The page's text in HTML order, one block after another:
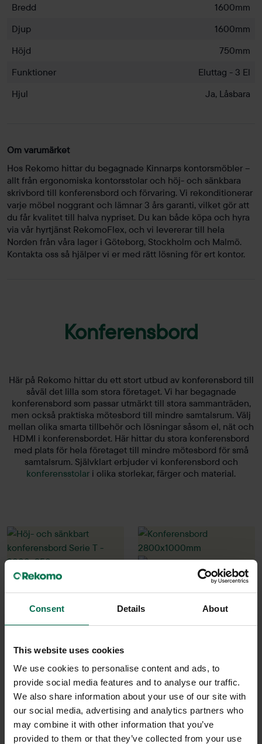
Consent Details About
This website uses cookies
We use cookies to personalise content and ads, to
provide social media features and to analyse our traffic.
We also share information about your use of our site with
our social media, advertising and analytics partners who
may combine it with other information that you’ve
provided to them or that they’ve collected from your use
Bredd
1600mm
Djup
1600mm
Höjd
750mm
Funktioner
Eluttag - 3 El
Hjul
Ja, Låsbara
Om varumärket
Hos Rekomo hittar du begagnade Kinnarps kontorsmöbler –
allt från ergonomiska kontorsstolar och höj- och sänkbara
skrivbord till konferensbord och förvaring. Vi rekonditionerar
varje möbel noggrant och lämnar 3 års garanti, vilket gör att
du får kvalitet till halva nypriset. Du kan både köpa och hyra
via vår hyrtjänst RekomoFlex, och vi levererar till hela
Norden från våra lager i Göteborg, Stockholm och Malmö.
Kontakta oss så hjälper vi er med rätt lösning för ert kontor.
Konferensbord
Här på Rekomo hittar du ett stort utbud av konferensbord till
såväl det lilla som stora företaget. Vi har begagnade
konferensbord som passar utmärkt till stora sammanträden,
men också praktiska mötesbord till mindre samtalsrum. Välj
mellan olika smarta tillbehör och lösningar såsom el, nät och
HDMI i konferensbordet. Här hittar du stora konferensbord
med plats för hela företaget till mindre mötesbord för små
samtalsrum. Självklart erbjuder vi konferensbord och
konferensstolar i olika storlekar, färger och material.
Kinnarps
Begagnad
Höj- och sänkbart
konferensbord Serie T -
2000x950mm
4200 kr
Martela
Konferensbord
2800x1000mm
7450 kr
Hyr från 201